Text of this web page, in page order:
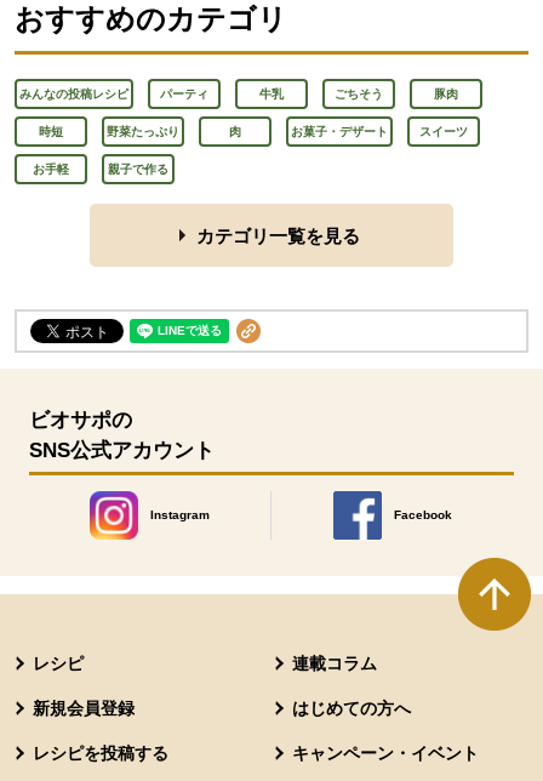
おすすめのカテゴリ
みんなの投稿レシピ パーティ 牛乳 ごちそう 豚肉
時短 野菜たっぷり 肉 お菓子・デザート スイーツ
お手軽 親子で作る
カテゴリ一覧を見る
ビオサポの
SNS公式アカウント
Instagram
別のウィンドウで開きます。
Facebook
別のウィンドウで開きます
レシピ 連載コラム
新規会員登録 はじめての方へ
レシピを投稿する キャンペーン・イベント